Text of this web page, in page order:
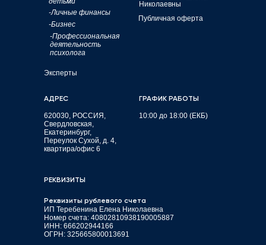
Николаевны
Публичная оферта
-Личные финансы
-Бизнес
-Профессиональная
деятельность
психолога
АДРЕС
620030, РОССИЯ,
Свердловская,
Екатеринбург,
Переулок Сухой, д. 4,
квартира/офис 6
ГРАФИК РАБОТЫ
10:00 до 18:00 (ЕКБ)
Реквизиты рублевого счета
ИП Теребенина Елена Николаевна
Номер счета: 40802810938190005887
ИНН: 666202944166
ОГРН: 325665800013691
РЕКВИЗИТЫ
Эксперты